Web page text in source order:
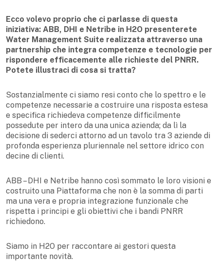
Ecco volevo proprio che ci parlasse di questa
iniziativa: ABB, DHI e Netribe in H2O presenterete
Water Management Suite realizzata attraverso una
partnership che integra competenze e tecnologie per
rispondere efficacemente alle richieste del PNRR.
Potete illustraci di cosa si tratta?
Sostanzialmente ci siamo resi conto che lo spettro e le
competenze necessarie a costruire una risposta estesa
e specifica richiedeva competenze difficilmente
possedute per intero da una unica azienda; da lì la
decisione di sederci attorno ad un tavolo tra 3 aziende di
profonda esperienza pluriennale nel settore idrico con
decine di clienti.
ABB – DHI e Netribe hanno così sommato le loro visioni e
costruito una Piattaforma che non è la somma di parti
ma una vera e propria integrazione funzionale che
rispetta i principi e gli obiettivi che i bandi PNRR
richiedono.
Siamo in H2O per raccontare ai gestori questa
importante novità.